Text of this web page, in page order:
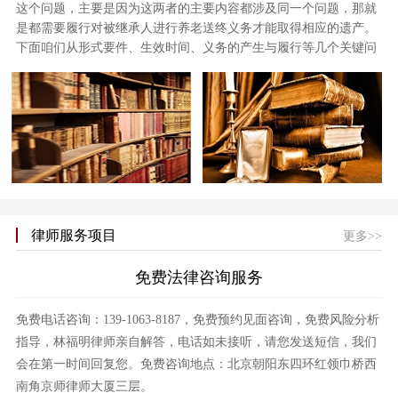
这个问题，主要是因为这两者的主要内容都涉及同一个问题，那就
是都需要履行对被继承人进行养老送终义务才能取得相应的遗产。
下面咱们从形式要件、生效时间、义务的产生与履行等几个关键问
律师服务项目 更多>>
免费法律咨询服务
免费电话咨询：139-1063-8187，免费预约见面咨询，免费风险分析
指导，林福明律师亲自解答，电话如未接听，请您发送短信，我们
会在第一时间回复您。免费咨询地点：北京朝阳东四环红领巾桥西
南角京师律师大厦三层。